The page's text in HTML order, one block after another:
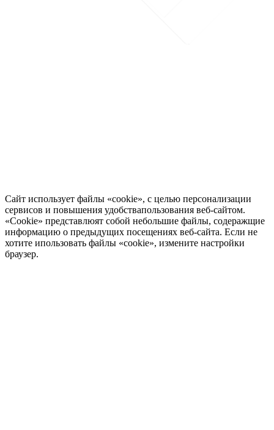
Сайт использует файлы «cookie», с целью персонализации
сервисов и повышения удобствапользования веб-сайтом.
«Cookie» представлюят собой небольшие файлы, содеражщие
информацию о предыдущих посещениях веб-сайта. Если не
хотите ипользовать файлы «cookie», измените настройки
браузер.